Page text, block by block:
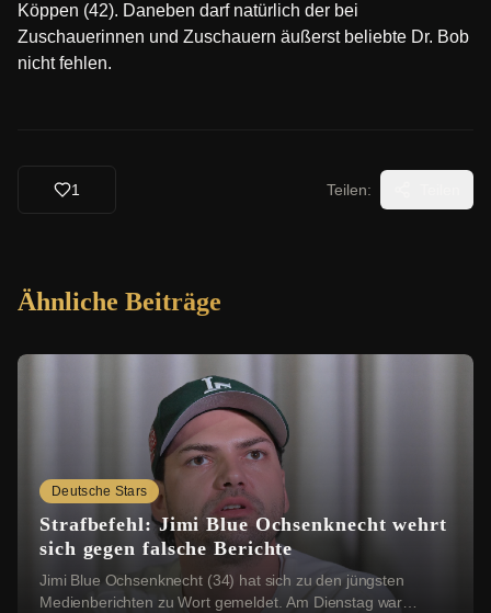
Köppen (42). Daneben darf natürlich der bei
Zuschauerinnen und Zuschauern äußerst beliebte Dr. Bob
nicht fehlen.
1 Teilen:
Ähnliche Beiträge
Deutsche Stars
Strafbefehl: Jimi Blue Ochsenknecht wehrt
sich gegen falsche Berichte
Jimi Blue Ochsenknecht (34) hat sich zu den jüngsten
Medienberichten zu Wort gemeldet. Am Dienstag war